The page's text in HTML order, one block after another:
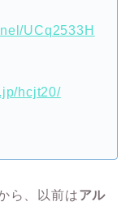
UCq2533H
hcjt20/
ら、以前はアル